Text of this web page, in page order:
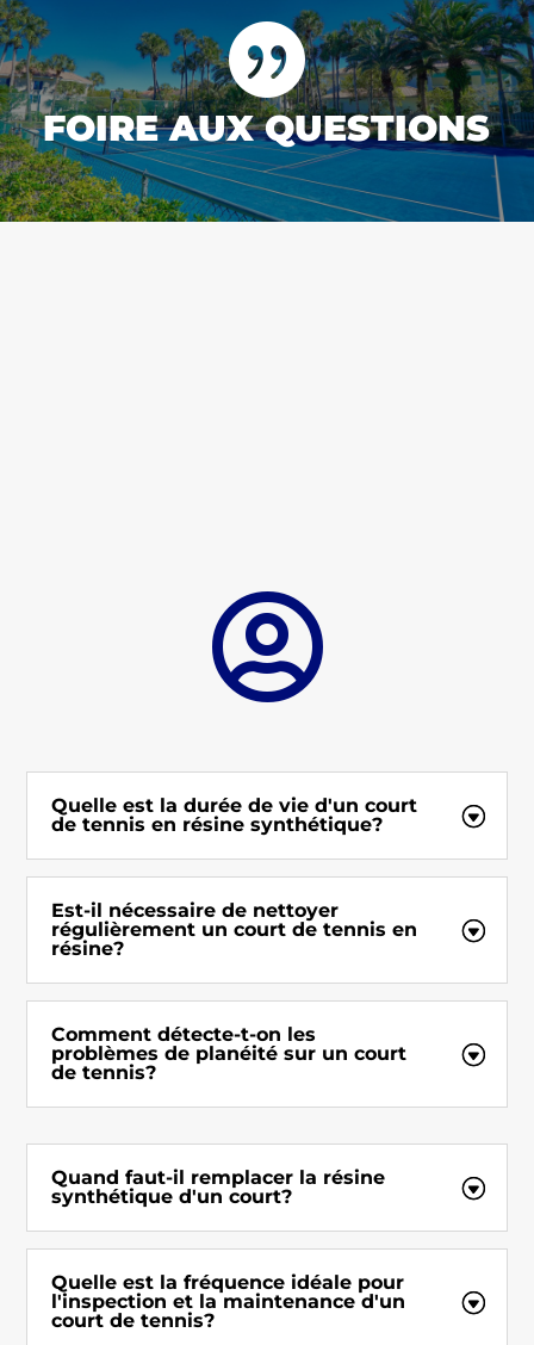

FOIRE AUX QUESTIONS

Quelle est la durée de vie d'un court
de tennis en résine synthétique?
Est-il nécessaire de nettoyer
régulièrement un court de tennis en
résine?
Comment détecte-t-on les
problèmes de planéité sur un court
de tennis?
Quand faut-il remplacer la résine
synthétique d'un court?
Quelle est la fréquence idéale pour
l'inspection et la maintenance d'un
court de tennis?